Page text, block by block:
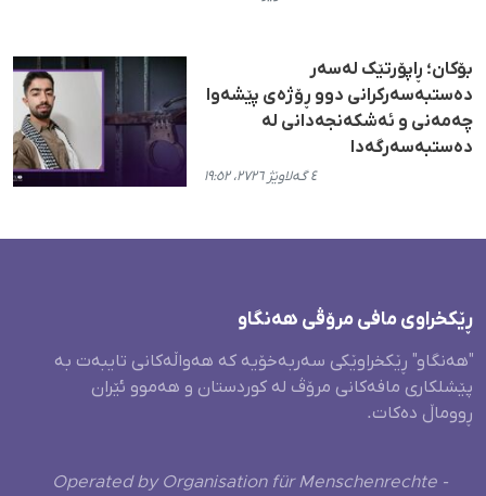
بۆکان؛ ڕاپۆرتێک لەسەر
دەستبەسەرکرانی دوو ڕۆژەی پێشەوا
چەمەنی و ئەشکەنجەدانی لە
دەستبەسەرگەدا
٤ گەلاوێژ ٢٧٢٦، ١٩:٥٢
ڕێکخراوی مافی مرۆڤی هەنگاو
"هەنگاو" ڕێکخراوێکی سەربەخۆیە کە هەواڵەکانی تایبەت بە
پێشلکاری مافەکانی مرۆڤ لە کوردستان و هەموو ئێران
ڕووماڵ دەکات.
Operated by Organisation für Menschenrechte -